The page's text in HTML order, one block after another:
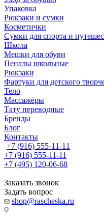
Упаковка
Рюкзаки и сумки
Косметички
Сумки для спорта и
Школа
Мешки для обуви
Пеналы школьные
Рюкзаки
Фартуки для детского
Тело
Массажёры
Тату переводные
Бренды
Блог
Контакты
+7 (916) 555-11-11
+7 (916) 555-11-11
+7 (495) 120-06-68
Заказать звонок
Задать вопрос
shop@rascheska.ru